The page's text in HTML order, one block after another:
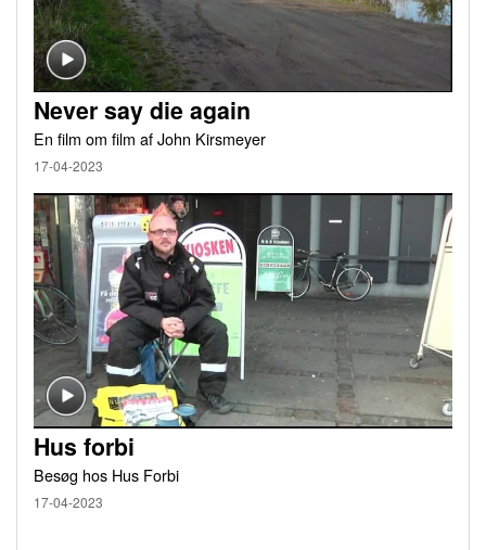
Never say die again
En film om film af John Kirsmeyer
17-04-2023
Hus forbi
Besøg hos Hus Forbi
17-04-2023